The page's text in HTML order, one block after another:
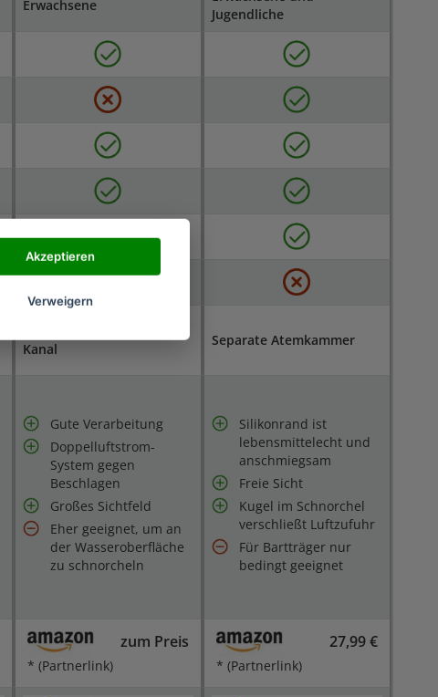
Erwachsene
Jugendliche
Kanal
Separate Atemkammer
Gute Verarbeitung
Doppelluftstrom-
System gegen
Beschlagen
Großes Sichtfeld
Eher geeignet, um an
der Wasseroberfläche
zu schnorcheln
Silikonrand ist
lebensmittelecht und
anschmiegsam
Freie Sicht
Kugel im Schnorchel
verschließt Luftzufuhr
Für Bartträger nur
bedingt geeignet
zum Preis
* (Partnerlink)
27,99 €
* (Partnerlink)
Akzeptieren
Verweigern